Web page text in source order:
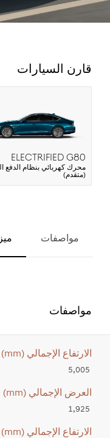
قارن السيارات
ELECTRIFIED G80
محرك كهربائي بنظام الدفع
(متقدم)
مواصفات
مواصفات
الارتفاع الإجمالي (mm)
5,005
العرض الإجمالي (mm)
1,925
الارتفاع الإجمالي (mm)